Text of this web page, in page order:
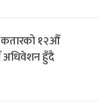
कतारको १२औँ
अधिवेशन हुँदै